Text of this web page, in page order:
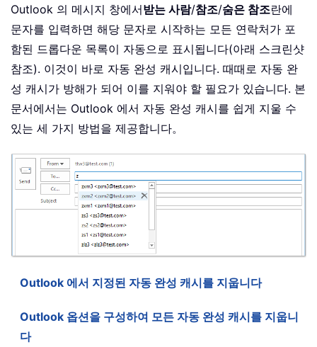
Outlook 의 메시지 창에서받는 사람/참조/숨은 참조란에
문자를 입력하면 해당 문자로 시작하는 모든 연락처가 포
함된 드롭다운 목록이 자동으로 표시됩니다(아래 스크린샷
참조). 이것이 바로 자동 완성 캐시입니다. 때때로 자동 완
성 캐시가 방해가 되어 이를 지워야 할 필요가 있습니다. 본
문서에서는 Outlook 에서 자동 완성 캐시를 쉽게 지울 수
있는 세 가지 방법을 제공합니다。
Outlook 에서 지정된 자동 완성 캐시를 지웁니다
Outlook 옵션을 구성하여 모든 자동 완성 캐시를 지웁니
다